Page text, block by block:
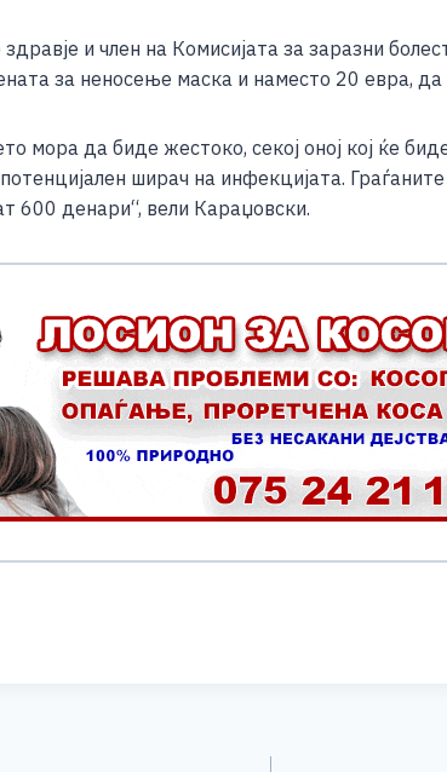
и член на Комисијата за заразни
за неносење маска и наместо 20 евра,
мора да биде жестоко, секој оној кој ќе
ширач на инфекцијата.
600 денари“, вели Караџовски.